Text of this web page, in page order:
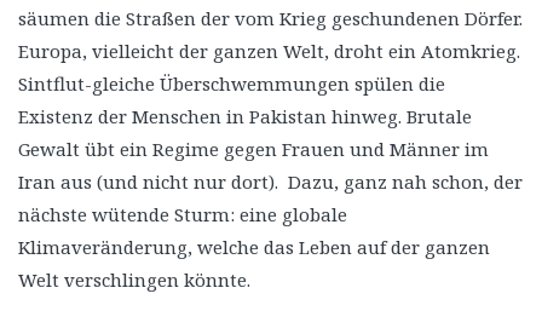
säumen die Straßen der vom Krieg geschundenen Dörfer.
Europa, vielleicht der ganzen Welt, droht ein Atomkrieg.
Sintflut-gleiche Überschwemmungen spülen die
Existenz der Menschen in Pakistan hinweg. Brutale
Gewalt übt ein Regime gegen Frauen und Männer im
Iran aus (und nicht nur dort). Dazu, ganz nah schon, der
nächste wütende Sturm: eine globale
Klimaveränderung, welche das Leben auf der ganzen
Welt verschlingen könnte.